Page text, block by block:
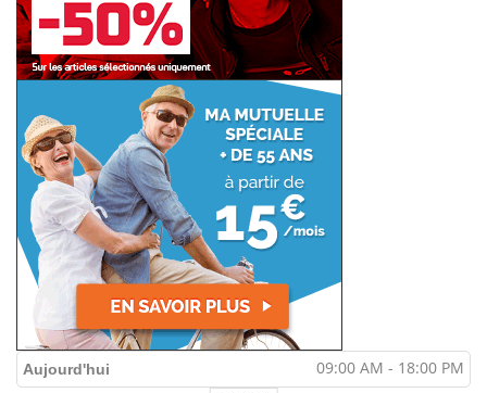
Aujourd'hui 09:00 AM - 18:00 PM